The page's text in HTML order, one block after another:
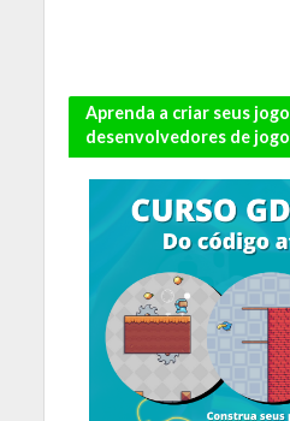
Aprenda a criar seus
desenvolvedores de